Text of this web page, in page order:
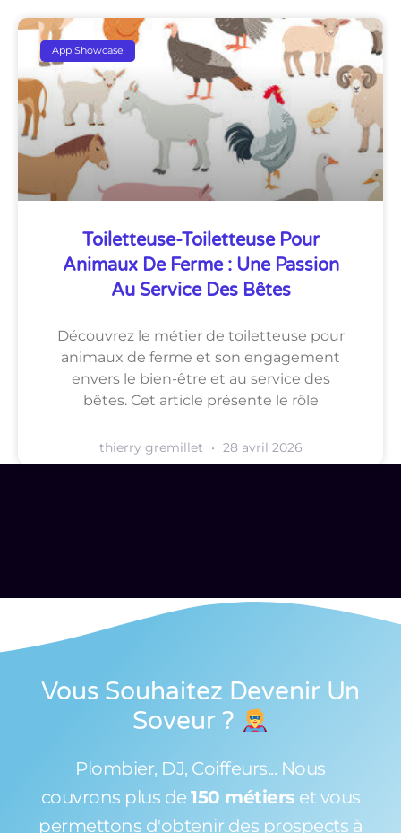
App Showcase
Toiletteuse-Toiletteuse Pour
Animaux De Ferme : Une Passion
Au Service Des Bêtes
Découvrez le métier de toiletteuse pour
animaux de ferme et son engagement
envers le bien-être et au service des
bêtes. Cet article présente le rôle
thierry gremillet 28 avril 2026
Vous Souhaitez Devenir Un
Soveur ?
Plombier, DJ, Coiffeurs... Nous
couvrons plus de 150 métiers et vous
permettons d'obtenir des prospects à